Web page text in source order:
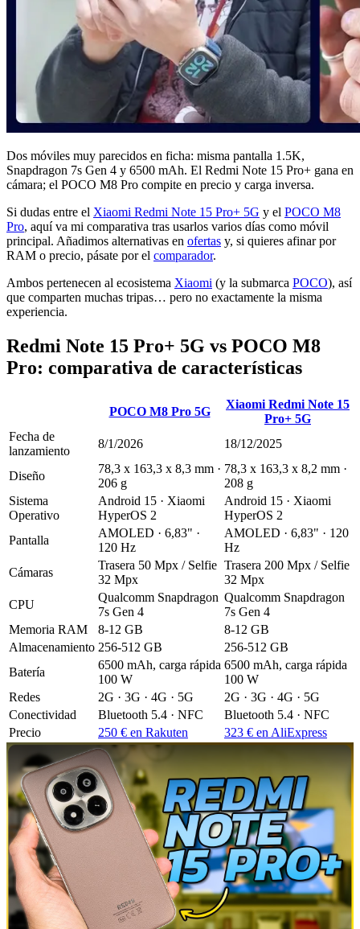
Dos móviles muy parecidos en ficha: misma pantalla 1.5K,
Snapdragon 7s Gen 4 y 6500 mAh. El Redmi Note 15 Pro+ gana en
cámara; el POCO M8 Pro compite en precio y carga inversa.
Si dudas entre el Xiaomi Redmi Note 15 Pro+ 5G y el POCO M8
Pro, aquí va mi comparativa tras usarlos varios días como móvil
principal. Añadimos alternativas en ofertas y, si quieres afinar por
RAM o precio, pásate por el comparador.
Ambos pertenecen al ecosistema Xiaomi (y la submarca POCO), así
que comparten muchas tripas… pero no exactamente la misma
experiencia.
Redmi Note 15 Pro+ 5G vs POCO M8
Pro: comparativa de características
POCO M8 Pro 5G
Xiaomi Redmi Note 15
Pro+ 5G
Fecha de
lanzamiento
8/1/2026 18/12/2025
Diseño
78,3 x 163,3 x 8,3 mm ·
206 g
78,3 x 163,3 x 8,2 mm ·
208 g
Sistema
Operativo
Android 15 · Xiaomi
HyperOS 2
Android 15 · Xiaomi
HyperOS 2
Pantalla
AMOLED · 6,83" ·
120 Hz
AMOLED · 6,83" · 120
Hz
Cámaras
Trasera 50 Mpx / Selfie
32 Mpx
Trasera 200 Mpx / Selfie
32 Mpx
CPU
Qualcomm Snapdragon
7s Gen 4
Qualcomm Snapdragon
7s Gen 4
Memoria RAM
8-12 GB
8-12 GB
Almacenamiento 256-512 GB
256-512 GB
Batería
6500 mAh, carga rápida
100 W
6500 mAh, carga rápida
100 W
Redes
2G · 3G · 4G · 5G
2G · 3G · 4G · 5G
Conectividad
Bluetooth 5.4 · NFC
Bluetooth 5.4 · NFC
Precio
250 € en Rakuten 323 € en AliExpress